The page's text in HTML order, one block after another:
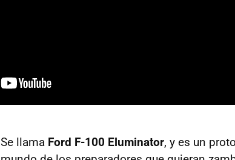
Se llama Ford F-100 Eluminator, y es un